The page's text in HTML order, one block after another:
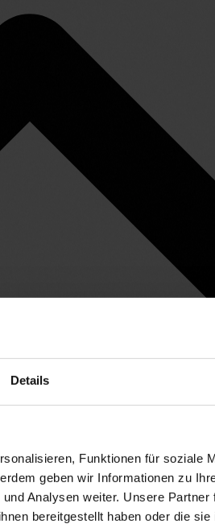
Details
Funktionen für soziale
geben wir Informationen zu
Analysen weiter. Unsere Partner
bereitgestellt haben oder die